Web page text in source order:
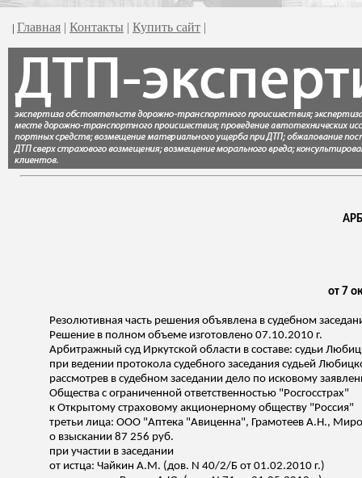
| Главная | Контакты | Купить сайт |
от 7
Резолютивная часть решения объявлена в судебном
Решение в полном объеме изготовлено 07.10.2010 г.
Арбитражный суд Иркутской области в составе: судьи
при ведении протокола судебного заседания судьей
рассмотрев в судебном заседании дело по исковому
Общества с ограниченной ответственностью "Росгосстрах"
к Открытому страховому акционерному обществу "Россия"
третьи лица: ООО "Аптека "Авиценна", Грамотеев А.Н.,
о взыскании 87 256 руб.
при участии в заседании
от истца: Чайкин А.М. (дов. N 40/2/Б от 01.02.2010 г.)